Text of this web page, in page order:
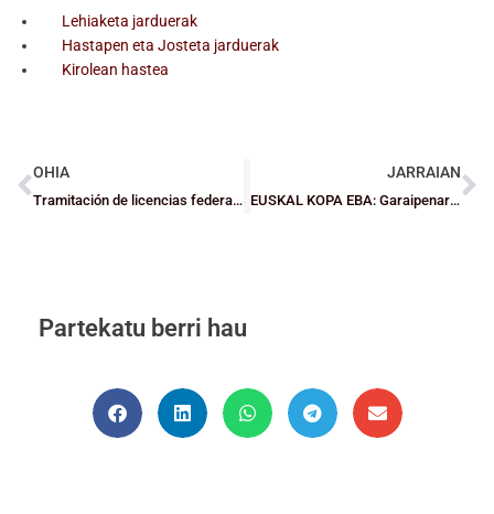
Lehiaketa jarduerak
Hastapen eta Josteta jarduerak
Kirolean hastea
OHIA
Tramitación de licencias federativas de categoría infantil a cadete
JARRAIAN
EUSKAL KOPA EBA: Garaipenarekin estreinatu dira Fundacion Bilbao Basket eta Getxo ST
Partekatu berri hau